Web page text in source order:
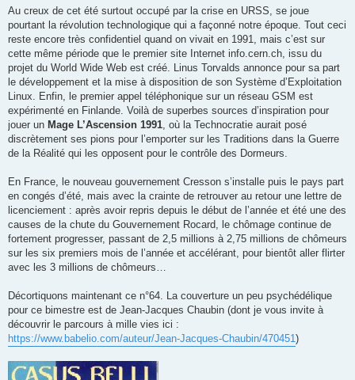
Au creux de cet été surtout occupé par la crise en URSS, se joue
pourtant la révolution technologique qui a façonné notre époque. Tout ceci
reste encore très confidentiel quand on vivait en 1991, mais c’est sur
cette même période que le premier site Internet info.cern.ch, issu du
projet du World Wide Web est créé. Linus Torvalds annonce pour sa part
le développement et la mise à disposition de son Système d’Exploitation
Linux. Enfin, le premier appel téléphonique sur un réseau GSM est
expérimenté en Finlande. Voilà de superbes sources d’inspiration pour
jouer un Mage L’Ascension 1991 , où la Technocratie aurait posé
discrètement ses pions pour l’emporter sur les Traditions dans la Guerre
de la Réalité qui les opposent pour le contrôle des Dormeurs.
En France, le nouveau gouvernement Cresson s’installe puis le pays part
en congés d’été, mais avec la crainte de retrouver au retour une lettre de
licenciement : après avoir repris depuis le début de l’année et été une des
causes de la chute du Gouvernement Rocard, le chômage continue de
fortement progresser, passant de 2,5 millions à 2,75 millions de chômeurs
sur les six premiers mois de l’année et accélérant, pour bientôt aller flirter
avec les 3 millions de chômeurs…
Décortiquons maintenant ce n°64. La couverture un peu psychédélique
pour ce bimestre est de Jean-Jacques Chaubin (dont je vous invite à
découvrir le parcours à mille vies ici :
https://www.babelio.com/auteur/Jean-Jacques-Chaubin/470451 )